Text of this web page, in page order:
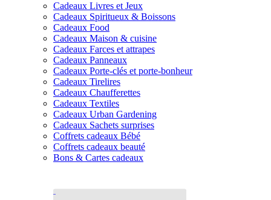
Cadeaux Livres et Jeux
Cadeaux Spiritueux & Boissons
Cadeaux Food
Cadeaux Maison & cuisine
Cadeaux Farces et attrapes
Cadeaux Panneaux
Cadeaux Porte-clés et porte-bonheur
Cadeaux Tirelires
Cadeaux Chaufferettes
Cadeaux Textiles
Cadeaux Urban Gardening
Cadeaux Sachets surprises
Coffrets cadeaux Bébé
Coffrets cadeaux beauté
Bons & Cartes cadeaux